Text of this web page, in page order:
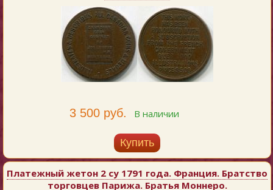
3 500 руб. В наличии
Купить
Платежный жетон 2 су 1791 года. Франция. Братство
торговцев Парижа. Братья Моннеро.